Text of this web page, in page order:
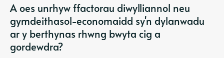
A oes unrhyw ffactorau diwylliannol neu
gymdeithasol-economaidd sy'n dylanwadu
ar y berthynas rhwng bwyta cig a
gordewdra?